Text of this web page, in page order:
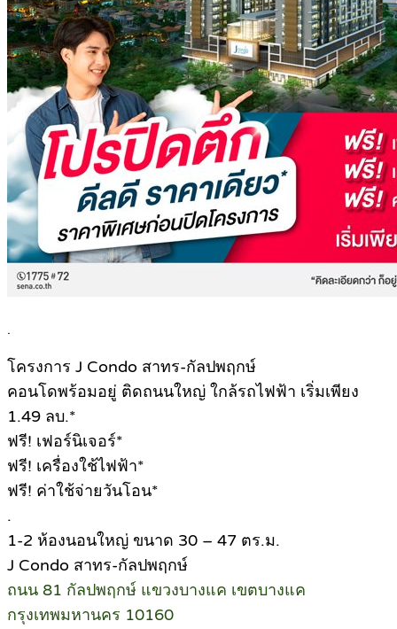
.
โครงการ J Condo สาทร-กัลปพฤกษ์
คอนโดพร้อมอยู่ ติดถนนใหญ่ ใกล้รถไฟฟ้า เริ่มเพียง
1.49 ลบ.*
ฟรี! เฟอร์นิเจอร์*
ฟรี! เครื่องใช้ไฟฟ้า*
ฟรี! ค่าใช้จ่ายวันโอน*
.
1-2 ห้องนอนใหญ่ ขนาด 30 – 47 ตร.ม.
J Condo สาทร-กัลปพฤกษ์
ถนน 81 กัลปพฤกษ์ แขวงบางแค เขตบางแค
กรุงเทพมหานคร 10160